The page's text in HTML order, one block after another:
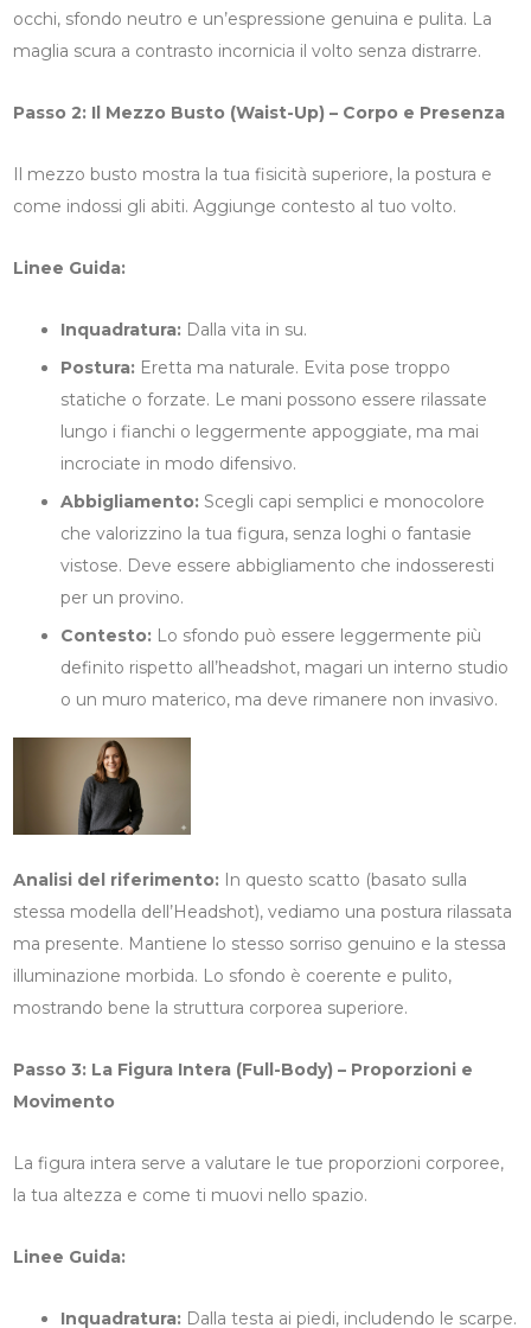
occhi, sfondo neutro e un’espressione genuina e pulita. La
maglia scura a contrasto incornicia il volto senza distrarre.
Passo 2: Il Mezzo Busto (Waist-Up) – Corpo e Presenza
Il mezzo busto mostra la tua fisicità superiore, la postura e
come indossi gli abiti. Aggiunge contesto al tuo volto.
Linee Guida:
Inquadratura: Dalla vita in su.
Postura: Eretta ma naturale. Evita pose troppo
statiche o forzate. Le mani possono essere rilassate
lungo i fianchi o leggermente appoggiate, ma mai
incrociate in modo difensivo.
Abbigliamento: Scegli capi semplici e monocolore
che valorizzino la tua figura, senza loghi o fantasie
vistose. Deve essere abbigliamento che indosseresti
per un provino.
Contesto: Lo sfondo può essere leggermente più
definito rispetto all’headshot, magari un interno studio
o un muro materico, ma deve rimanere non invasivo.
Analisi del riferimento: In questo scatto (basato sulla
stessa modella dell’Headshot), vediamo una postura rilassata
ma presente. Mantiene lo stesso sorriso genuino e la stessa
illuminazione morbida. Lo sfondo è coerente e pulito,
mostrando bene la struttura corporea superiore.
Passo 3: La Figura Intera (Full-Body) – Proporzioni e
Movimento
La figura intera serve a valutare le tue proporzioni corporee,
la tua altezza e come ti muovi nello spazio.
Linee Guida:
Inquadratura: Dalla testa ai piedi, includendo le scarpe.